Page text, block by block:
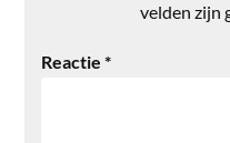
velden zijn
Reactie*